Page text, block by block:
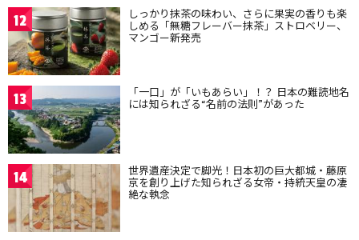
12 しっかり抹茶の味わい、さらに果実の香りも楽
しめる「無糖フレーバー抹茶」ストロベリー、
マンゴー新発売
13 「一口」が「いもあらい」！？ 日本の難読地名
には知られざる“名前の法則”があった
14 世界遺産決定で脚光！日本初の巨大都城・藤原
京を創り上げた知られざる女帝・持統天皇の凄
絶な執念